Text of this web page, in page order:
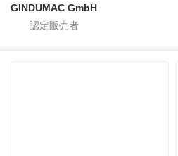
GINDUMAC GmbH